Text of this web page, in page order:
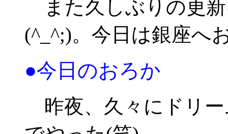
また久しぶりの更
(^_^;)。今日は銀座へ
●今日のおろか
昨夜、久々にドリ